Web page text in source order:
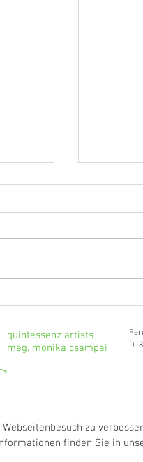
quintessenz artists
mag. monika csampai
D-
Webseitenbesuch zu
finden Sie in